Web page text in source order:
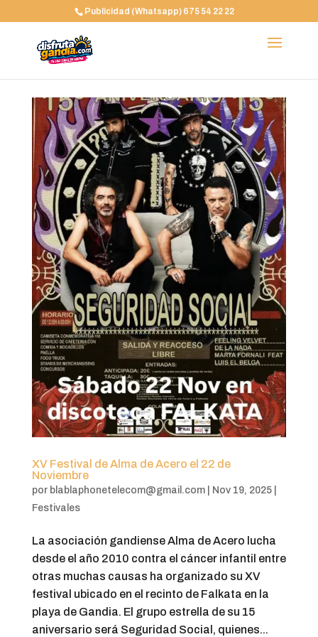
Publicidad (Whatsapp) 675 54 22 22
XV Festival de Alma de Acero el 22 de
Noviembre
por blablaphonetelecom@gmail.com| Nov 19, 2025|
Festivales
La asociación gandiense Alma de Acero lucha
desde el año 2010 contra el cáncer infantil entre
otras muchas causas ha organizado su XV
festival ubicado en el recinto de Falkata en la
playa de Gandia. El grupo estrella de su 15
aniversario será Seguridad Social, quienes...